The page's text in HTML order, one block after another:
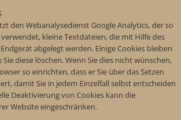
den Webanalysedienst Google Analytics, der so
verwendet, kleine Textdateien, die mit Hilfe des
abgelegt werden. Einige Cookies bleiben
diese löschen. Wenn Sie dies nicht wünschen,
so einrichten, dass er Sie über das Setzen
damit Sie in jedem Einzelfall selbst entscheiden
Deaktivierung von Cookies kann die
Website eingeschränken.